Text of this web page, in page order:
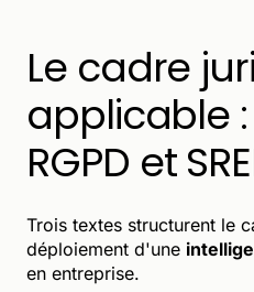
Le cadre
applicable :
RGPD et
Trois textes structurent le
déploiement d'une
en entreprise.